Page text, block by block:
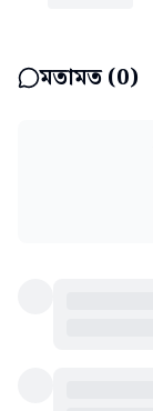
মতামত (0)